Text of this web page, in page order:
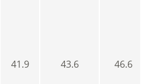
41.9 43.6 46.6